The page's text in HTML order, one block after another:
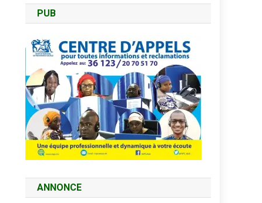
PUB
ANNONCE